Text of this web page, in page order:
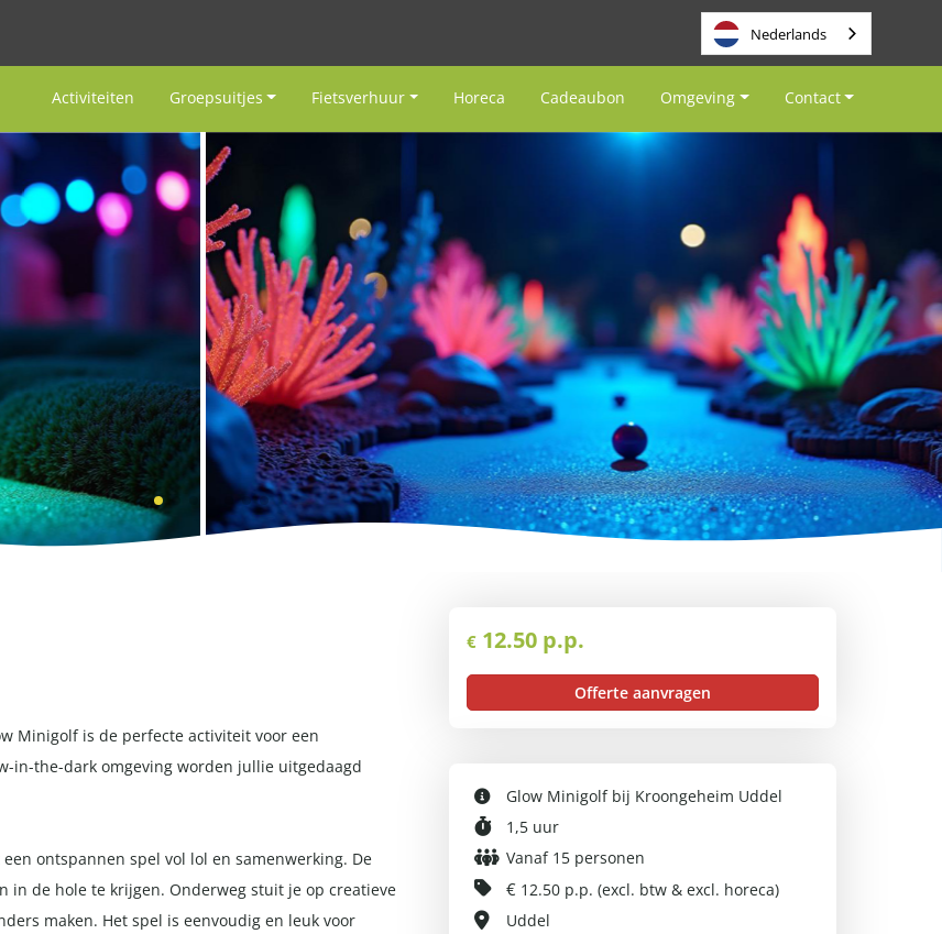
Nederlands
Activiteiten Groepsuitjes Fietsverhuur Horeca Cadeaubon Omgeving Contact
Minigolf is de perfecte activiteit voor een
in-the-dark omgeving worden jullie uitgedaagd
ontspannen spel vol lol en samenwerking. De
in de hole te krijgen. Onderweg stuit je op creatieve
maken. Het spel is eenvoudig en leuk voor
€ 12.50 p.p.
Offerte aanvragen
Glow Minigolf bij Kroongeheim Uddel
1,5 uur
Vanaf 15 personen
€ 12.50 p.p. (excl. btw & excl. horeca)
Uddel